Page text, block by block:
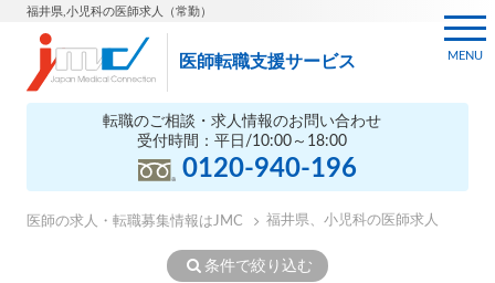
福井県,小児科の医師求人（常勤）
医師転職支援サービス
転職のご相談・求人情報のお問い合わせ
受付時間：平日/10:00～18:00
0120-940-196
MENU
医師の求人・転職募集情報はJMC 福井県、小児科の医師求人
条件で絞り込む